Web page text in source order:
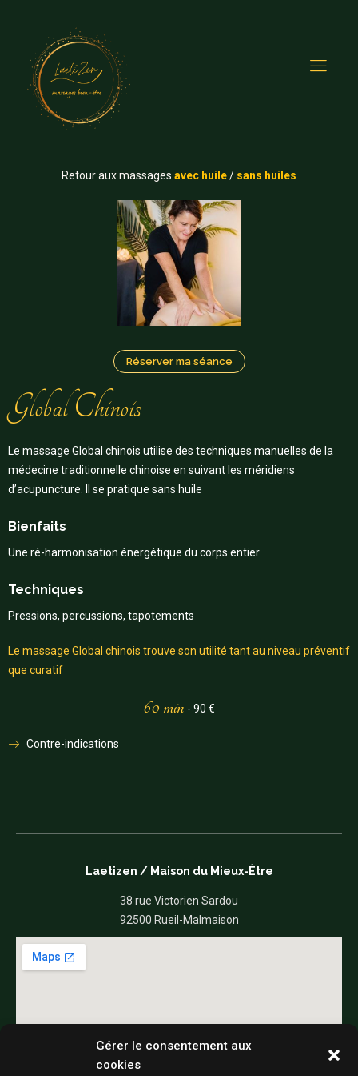
Gérer le consentement aux
cookies
Retour aux massages avec huile/ sans huiles
Réserver ma séance
Global Chinois
Le massage Global chinois utilise des techniques manuelles de la
médecine traditionnelle chinoise en suivant les méridiens
d’acupuncture. Il se pratique sans huile
Bienfaits
Une ré-harmonisation énergétique du corps entier
Techniques
Pressions, percussions, tapotements
Le massage Global chinois trouve son utilité tant au niveau préventif
que curatif
60 min - 90 €
Contre-indications
Laetizen / Maison du Mieux-Être
38 rue Victorien Sardou
92500 Rueil-Malmaison
Une pause bien-être pour votre entreprise, un évènement, une